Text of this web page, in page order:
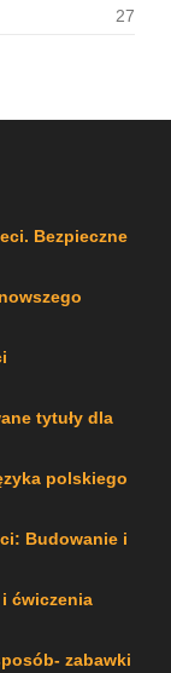
27
Bezpieczne
tytuły dla
polskiego
Budowanie i
ćwiczenia
zabawki